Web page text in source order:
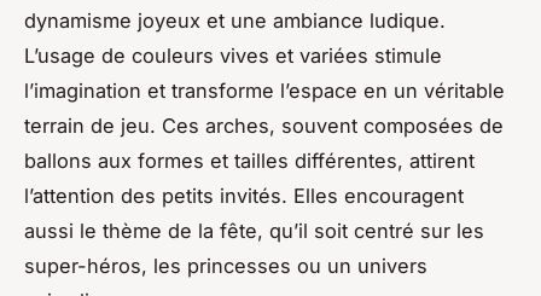
dynamisme joyeux et une ambiance ludique.
L’usage de couleurs vives et variées stimule
l’imagination et transforme l’espace en un véritable
terrain de jeu. Ces arches, souvent composées de
ballons aux formes et tailles différentes, attirent
l’attention des petits invités. Elles encouragent
aussi le thème de la fête, qu’il soit centré sur les
super-héros, les princesses ou un univers